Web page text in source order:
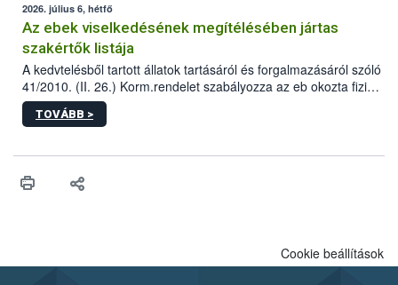
2026. július 6, hétfő
Az ebek viselkedésének megítélésében jártas
szakértők listája
A kedvtelésből tartott állatok tartásáról és forgalmazásáról szóló
41/2010. (II. 26.) Korm.rendelet szabályozza az eb okozta fizikai
sérülés, illetve ennek veszélye keletkezésekor felmerülő
hatósági feladatokat, valamint a veszélyes eb tartását és annak
vonni az ebek viselkedésének megítélésében jártas szakértőt.
TOVÁBB >
Cookie beállítások